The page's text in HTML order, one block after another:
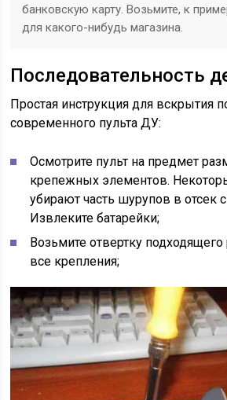
банковскую карту. Возьмите, к
для какого-нибудь магазина.
Последовательность
Простая инструкция для вскрытия
современного пульта ДУ:
Осмотрите пульт на предмет
крепежных элементов.
убирают часть шурупов в отсек
Извлеките батарейки;
Возьмите отвертку
все крепления;